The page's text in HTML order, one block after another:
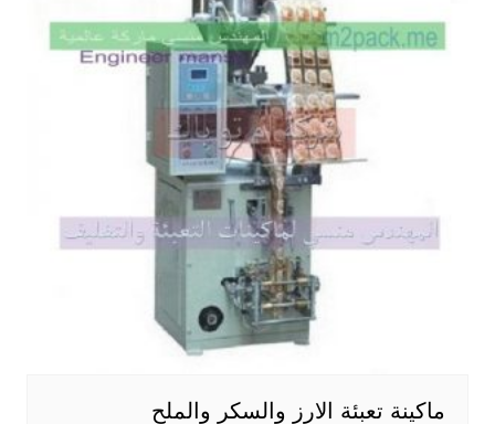
ماكينة تعبئة الارز والسكر والملح